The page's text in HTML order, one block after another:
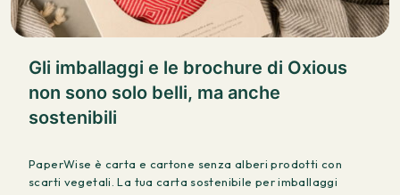
Gli imballaggi e le brochure di Oxious
non sono solo belli, ma anche
sostenibili
PaperWise è carta e cartone senza alberi prodotti con
scarti vegetali. La tua carta sostenibile per imballaggi